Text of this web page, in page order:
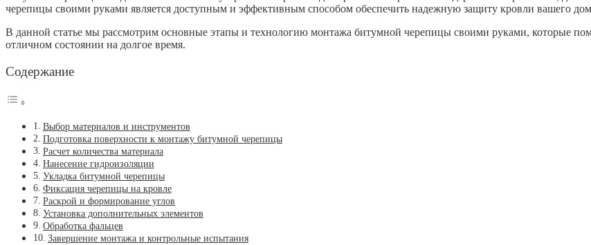
черепицы своими руками является доступным и эффективным способом обеспечить надежную защиту кровли вашего
В данной статье мы рассмотрим основные этапы и технологию монтажа битумной черепицы своими руками, которые
отличном состоянии на долгое время.
Содержание
Выбор материалов и инструментов
Подготовка поверхности к монтажу битумной черепицы
Расчет количества материала
Нанесение гидроизоляции
Укладка битумной черепицы
Фиксация черепицы на кровле
Раскрой и формирование углов
Установка дополнительных элементов
Обработка фальцев
Завершение монтажа и контрольные испытания